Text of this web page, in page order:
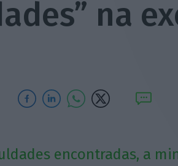
na
encontradas, a